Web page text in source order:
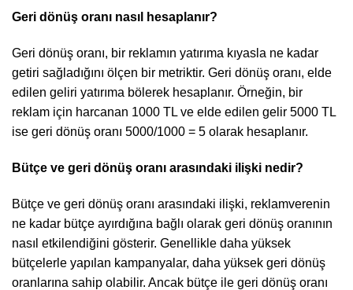
Geri dönüş oranı nasıl hesaplanır?
Geri dönüş oranı, bir reklamın yatırıma kıyasla ne kadar
getiri sağladığını ölçen bir metriktir. Geri dönüş oranı, elde
edilen geliri yatırıma bölerek hesaplanır. Örneğin, bir
reklam için harcanan 1000 TL ve elde edilen gelir 5000 TL
ise geri dönüş oranı 5000/1000 = 5 olarak hesaplanır.
Bütçe ve geri dönüş oranı arasındaki ilişki nedir?
Bütçe ve geri dönüş oranı arasındaki ilişki, reklamverenin
ne kadar bütçe ayırdığına bağlı olarak geri dönüş oranının
nasıl etkilendiğini gösterir. Genellikle daha yüksek
bütçelerle yapılan kampanyalar, daha yüksek geri dönüş
oranlarına sahip olabilir. Ancak bütçe ile geri dönüş oranı